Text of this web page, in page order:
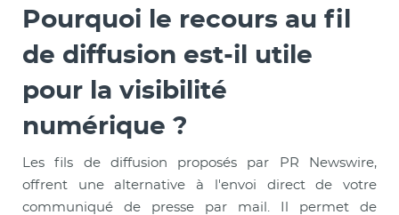
Pourquoi le recours au fil
de diffusion est-il utile
pour la visibilité
numérique ?
Les fils de diffusion proposés par PR Newswire,
offrent une alternative à l'envoi direct de votre
communiqué de presse par mail. Il permet de